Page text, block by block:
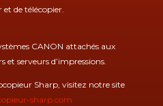
de télécopier.
CANON attachés aux
et serveurs d’impressions.
Sharp, visitez notre site
sharp.com